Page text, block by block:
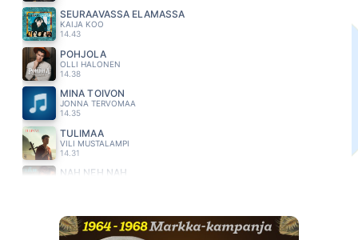
SEURAAVASSA ELAMASSA
KAIJA KOO
14.43
POHJOLA
OLLI HALONEN
14.38
MINÄ TOIVON
JONNA TERVOMAA
14.35
TULIMAA
VILI MUSTALAMPI
14.31
NAH NEH NAH
MATTI JA TEPPO
14.25